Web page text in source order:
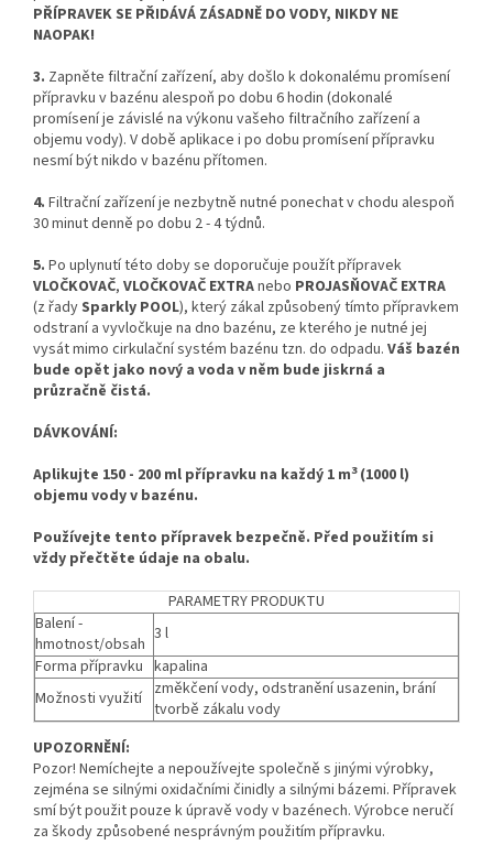
PŘÍPRAVEK SE PŘIDÁVÁ ZÁSADNĚ DO VODY, NIKDY NE
NAOPAK!
3. Zapněte filtrační zařízení, aby došlo k dokonalému promísení
přípravku v bazénu alespoň po dobu 6 hodin (dokonalé
promísení je závislé na výkonu vašeho filtračního zařízení a
objemu vody). V době aplikace i po dobu promísení přípravku
nesmí být nikdo v bazénu přítomen.
4. Filtrační zařízení je nezbytně nutné ponechat v chodu alespoň
30 minut denně po dobu 2 - 4 týdnů.
5. Po uplynutí této doby se doporučuje použít přípravek
VLOČKOVAČ, VLOČKOVAČ EXTRAnebo PROJASŇOVAČ EXTRA
(z řadySparkly POOL), který zákal způsobený tímto přípravkem
odstraní a vyvločkuje na dno bazénu, ze kterého je nutné jej
vysát mimo cirkulační systém bazénu tzn. do odpadu. Váš bazén
bude opět jako nový a voda v něm bude jiskrná a
průzračně čistá.
DÁVKOVÁNÍ:
Aplikujte 150 - 200 ml přípravku na každý 1 m3 (1000 l)
objemu vody v bazénu.
Používejte tento přípravek bezpečně. Před použitím si
vždy přečtěte údaje na obalu.
PARAMETRY PRODUKTU
Balení -
hmotnost/obsah 3 l
Forma přípravku kapalina
Možnosti využití změkčení vody, odstranění usazenin, brání
tvorbě zákalu vody
UPOZORNĚNÍ:
Pozor! Nemíchejte a nepoužívejte společně s jinými výrobky,
zejména se silnými oxidačními činidly a silnými bázemi. Přípravek
smí být použit pouze k úpravě vody v bazénech. Výrobce neručí
za škody způsobené nesprávným použitím přípravku.